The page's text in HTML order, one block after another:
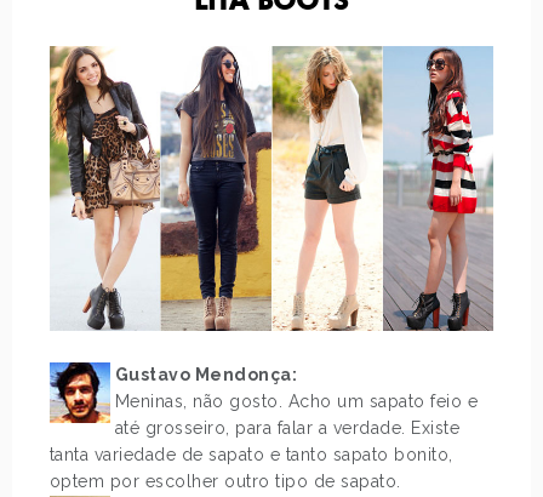
Gustavo Mendonça:
Meninas, não gosto. Acho um sapato feio e
até grosseiro, para falar a verdade. Existe
tanta variedade de sapato e tanto sapato bonito,
optem por escolher outro tipo de sapato.